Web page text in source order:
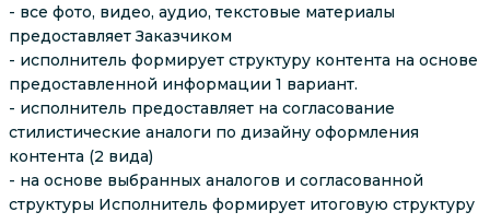
- все фото, видео, аудио, текстовые материалы
предоставляет Заказчиком
- исполнитель формирует структуру контента на основе
предоставленной информации 1 вариант.
- исполнитель предоставляет на согласование
стилистические аналоги по дизайну оформления
контента (2 вида)
- на основе выбранных аналогов и согласованной
структуры Исполнитель формирует итоговую структуру